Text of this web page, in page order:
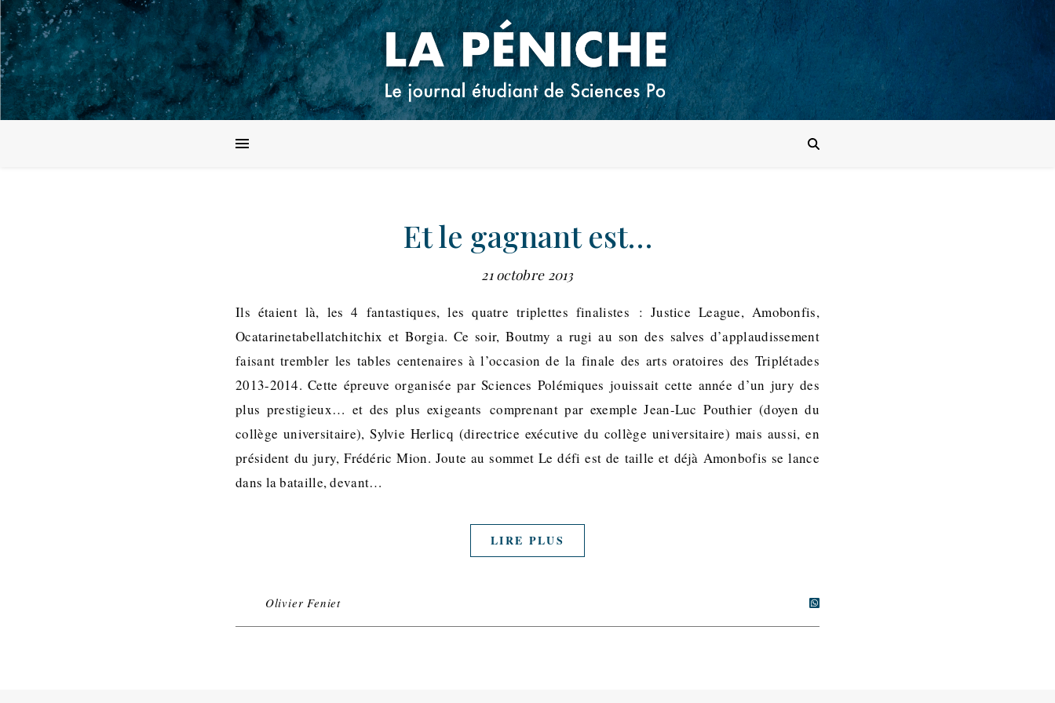
Et le gagnant est…
21 octobre 2013
Ils étaient là, les 4 fantastiques, les quatre triplettes finalistes : Justice League, Amobonfis,
Ocatarinetabellatchitchix et Borgia. Ce soir, Boutmy a rugi au son des salves d’applaudissement
faisant trembler les tables centenaires à l’occasion de la finale des arts oratoires des Triplétades
2013-2014. Cette épreuve organisée par Sciences Polémiques jouissait cette année d’un jury des
plus prestigieux… et des plus exigeants comprenant par exemple Jean-Luc Pouthier (doyen du
collège universitaire), Sylvie Herlicq (directrice exécutive du collège universitaire) mais aussi, en
président du jury, Frédéric Mion. Joute au sommet Le défi est de taille et déjà Amonbofis se lance
dans la bataille, devant…
LIRE PLUS
Olivier Feniet